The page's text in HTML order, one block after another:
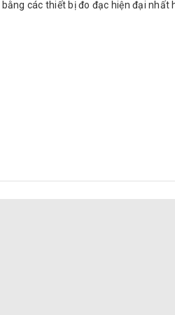
bằng các thiết bị đo đạc hiện đại nhất